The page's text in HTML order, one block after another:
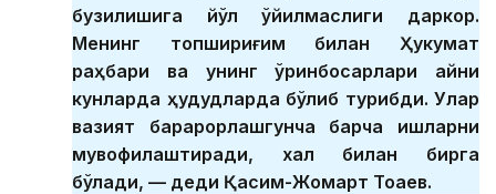
бузилишига йўл қўйилмаслиги даркор.
Менинг топшириғим билан Ҳукумат
раҳбари ва унинг ўринбосарлари айни
кунларда ҳудудларда бўлиб турибди. Улар
вазият барқарорлашгунча барча ишларни
мувофиқлаштиради, халқ билан бирга
бўлади, — деди Қасим-Жомарт Тоқаев.